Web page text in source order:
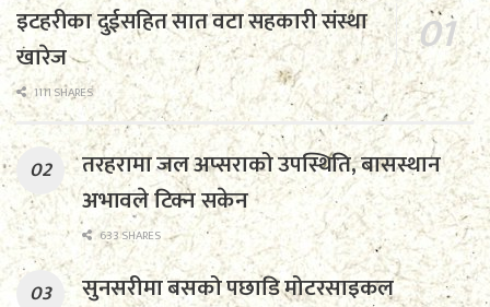
इटहरीका दुईसहित सात वटा सहकारी संस्था
खारेज
1111 SHARES
तरहरामा जल अप्सराको उपस्थिति, बासस्थान
अभावले टिक्न सकेन
633 SHARES
सुनसरीमा बसको पछाडि मोटरसाइकल